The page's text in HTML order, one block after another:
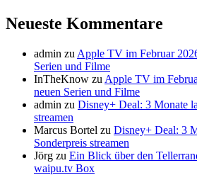
Neueste Kommentare
admin zu Apple TV im Februar
Serien und Filme
InTheKnow zu Apple TV im
neuen Serien und Filme
admin zu Disney+ Deal: 3 Monate
streamen
Marcus Bortel zu Disney+ Deal: 3
Sonderpreis streamen
Jörg zu Ein Blick über den
waipu.tv Box